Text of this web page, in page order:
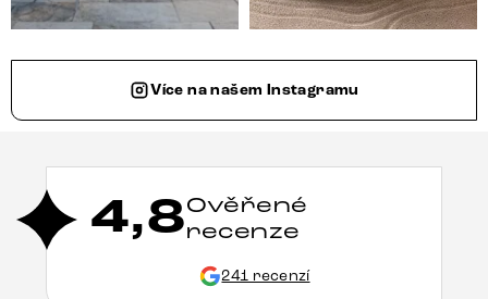
Více na našem Instagramu
4,8Ověřené
recenze
241 recenzí